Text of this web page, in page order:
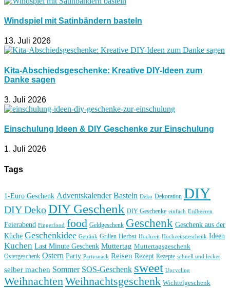
Windspiel mit Satinbändern basteln
13. Juli 2026
Kita-Abschiedsgeschenke: Kreative DIY-Ideen zum
Danke sagen
3. Juli 2026
Einschulung Ideen & DIY Geschenke zur Einschulung
1. Juli 2026
Tags
1-Euro Geschenk Adventskalender Basteln Deko Dekoration DIY
DIY DekoDIY Geschenk DIY Geschenke einfach Erdbeeren
Feierabend Fingerfood food Geldgeschenk Geschenk Geschenk aus der
Küche Geschenkidee Getränk Grillen Herbst Hochzeit Hochzeitsgeschenk Ideen
Kuchen Last Minute Geschenk Muttertag Muttertagsgeschenk
Ostergeschenk Ostern Party Partysnack Reisen Rezept Rezepte schnell und lecker
selber machen Sommer SOS-Geschenk sweet Upcycling
WeihnachtenWeihnachtsgeschenk Wichtelgeschenk